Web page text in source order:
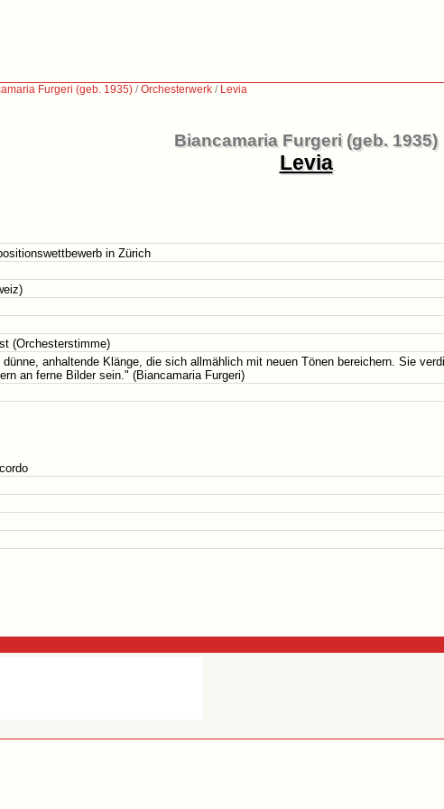
Furgeri (geb. 1935) /Orchesterwerk / Levia
Biancamaria Furgeri (geb. 1935)
Levia
in Zürich
(Orchesterstimme)
anhaltende Klänge, die sich allmählich mit neuen Tönen bereichern. Sie
an ferne Bilder sein." (Biancamaria Furgeri)